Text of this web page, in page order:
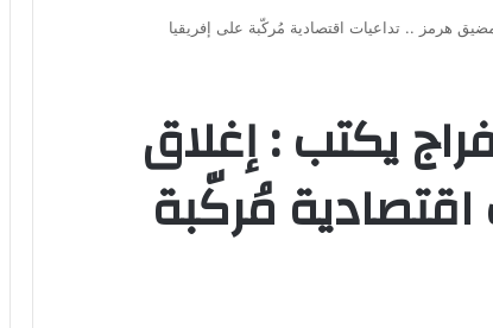
هرمز .. تداعيات اقتصادية مُركّبة على إفريقيا
يكتب : إغلاق
مُركّبة